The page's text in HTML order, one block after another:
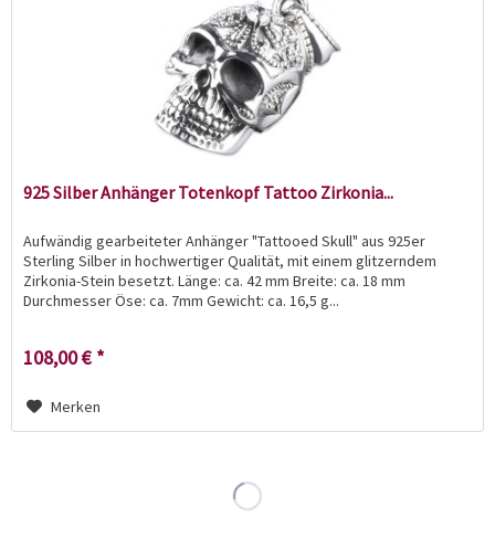
925 Silber Anhänger Totenkopf Tattoo Zirkonia...
Aufwändig gearbeiteter Anhänger "Tattooed Skull" aus 925er
Sterling Silber in hochwertiger Qualität, mit einem glitzerndem
Zirkonia-Stein besetzt. Länge: ca. 42 mm Breite: ca. 18 mm
Durchmesser Öse: ca. 7mm Gewicht: ca. 16,5 g...
108,00 € *
Merken